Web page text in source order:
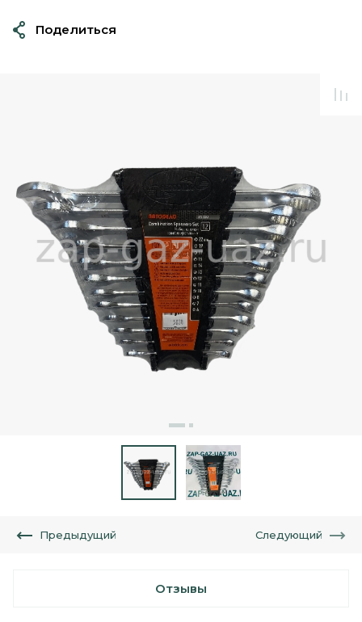
Поделиться
Предыдущий Следующий
Отзывы